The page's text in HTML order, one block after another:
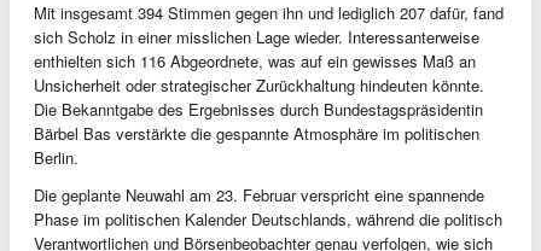
Mit insgesamt 394 Stimmen gegen ihn und lediglich 207 dafür, fand
sich Scholz in einer misslichen Lage wieder. Interessanterweise
enthielten sich 116 Abgeordnete, was auf ein gewisses Maß an
Unsicherheit oder strategischer Zurückhaltung hindeuten könnte.
Die Bekanntgabe des Ergebnisses durch Bundestagspräsidentin
Bärbel Bas verstärkte die gespannte Atmosphäre im politischen
Berlin.
Die geplante Neuwahl am 23. Februar verspricht eine spannende
Phase im politischen Kalender Deutschlands, während die politisch
Verantwortlichen und Börsenbeobachter genau verfolgen, wie sich